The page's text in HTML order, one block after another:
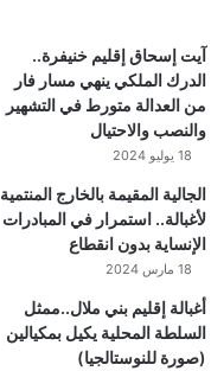
آيت إسحاق إقليم خنيفرة..
الدرك الملكي ينهي مسار فار
من العدالة متورط في التشهير
والنصب والاحتيال
18 يوليو 2024
الجالية المقيمة بالخارج المنتمية
لأغبالة.. استمرار في المبادرات
الإنساية بدون انقطاع
18 مارس 2024
أغبالة إقليم بني ملال..ممثل
السلطة المحلية يكيل بمكيالين
(صورة للنوستالجيا)